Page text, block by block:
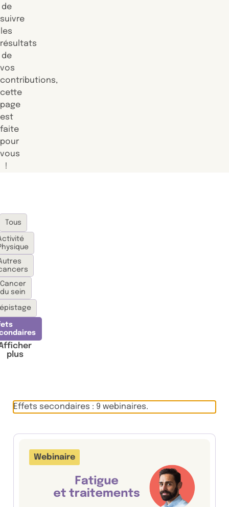
de
suivre
les
résultats
de
vos
contributions,
cette
page
est
faite
pour
vous
!
Filtrer les webinaires par thématique
Tous
Cancer
du sein
plus
Effets secondaires : 9 webinaires.
Webinaire